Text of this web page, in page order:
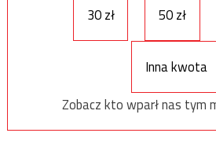
30 zł 50 zł
Inna kwota
Zobacz kto wparł nas tym